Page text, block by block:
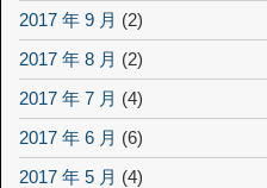
2017 年 9 月 (2)
2017 年 8 月 (2)
2017 年 7 月 (4)
2017 年 6 月 (6)
2017 年 5 月 (4)